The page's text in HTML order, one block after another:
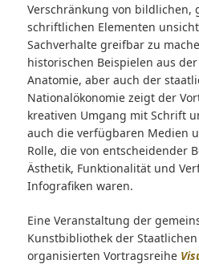
Verschränkung von bildlichen,
schriftlichen Elementen
Sachverhalte greifbar zu
historischen Beispielen aus
Anatomie, aber auch der
Nationalökonomie zeigt der
kreativen Umgang mit Schrift
auch die verfügbaren Medien
Rolle, die von entscheidender
Ästhetik, Funktionalität und
Infografiken waren.
Eine Veranstaltung der
Kunstbibliothek der
organisierten Vortragsreihe